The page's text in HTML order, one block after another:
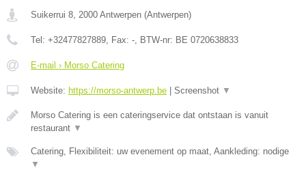
Suikerrui 8 2000 Antwerpen (Antwerpen)
Tel: +32477827889 , Fax: - , BTW-nr: BE 0720638833
E-mail › Morso Catering
Website: https://morso-antwerp.be Screenshot ▼
Morso Catering is een cateringservice dat ontstaan is vanuit
restaurant ▼
Catering, Flexibiliteit: uw evenement op maat, Aankleding: nodige
▼